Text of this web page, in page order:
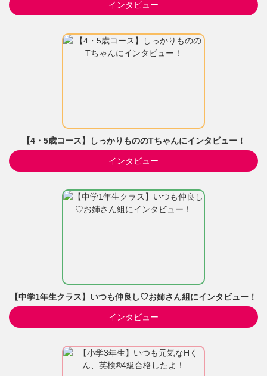
インタビュー
【4・5歳コース】しっかりもののTちゃんにインタビュー！
インタビュー
【中学1年生クラス】いつも仲良し♡お姉さん組にインタビュー！
インタビュー